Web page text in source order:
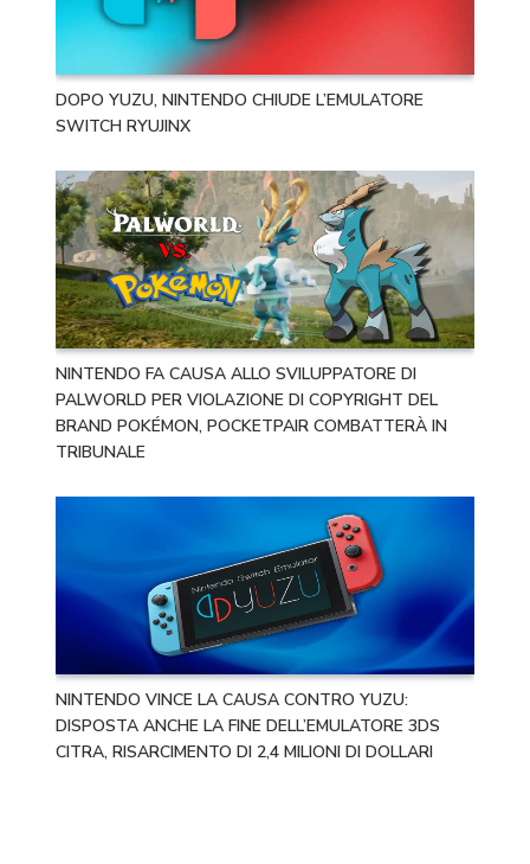
DOPO YUZU, NINTENDO CHIUDE L’EMULATORE
SWITCH RYUJINX
NINTENDO FA CAUSA ALLO SVILUPPATORE DI
PALWORLD PER VIOLAZIONE DI COPYRIGHT DEL
BRAND POKÉMON, POCKETPAIR COMBATTERÀ IN
TRIBUNALE
NINTENDO VINCE LA CAUSA CONTRO YUZU:
DISPOSTA ANCHE LA FINE DELL’EMULATORE 3DS
CITRA, RISARCIMENTO DI 2,4 MILIONI DI DOLLARI